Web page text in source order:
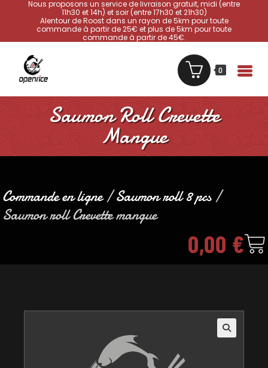
Nous proposons un service de livraison gratuit, midi (entre
11h30 et 14h) et soir (entre 17h30 et 21h30)
Alentour de Roost dans un rayon de 5km pour toute
commande à partir de 25€ et plus de 5km pour toute
commande à partir de 45€.
0
Saumon Roll Crevette
Mangue
Commande en ligne/Saumon roll 8 pcs/
Saumon roll Crevette mangue
0,00 €